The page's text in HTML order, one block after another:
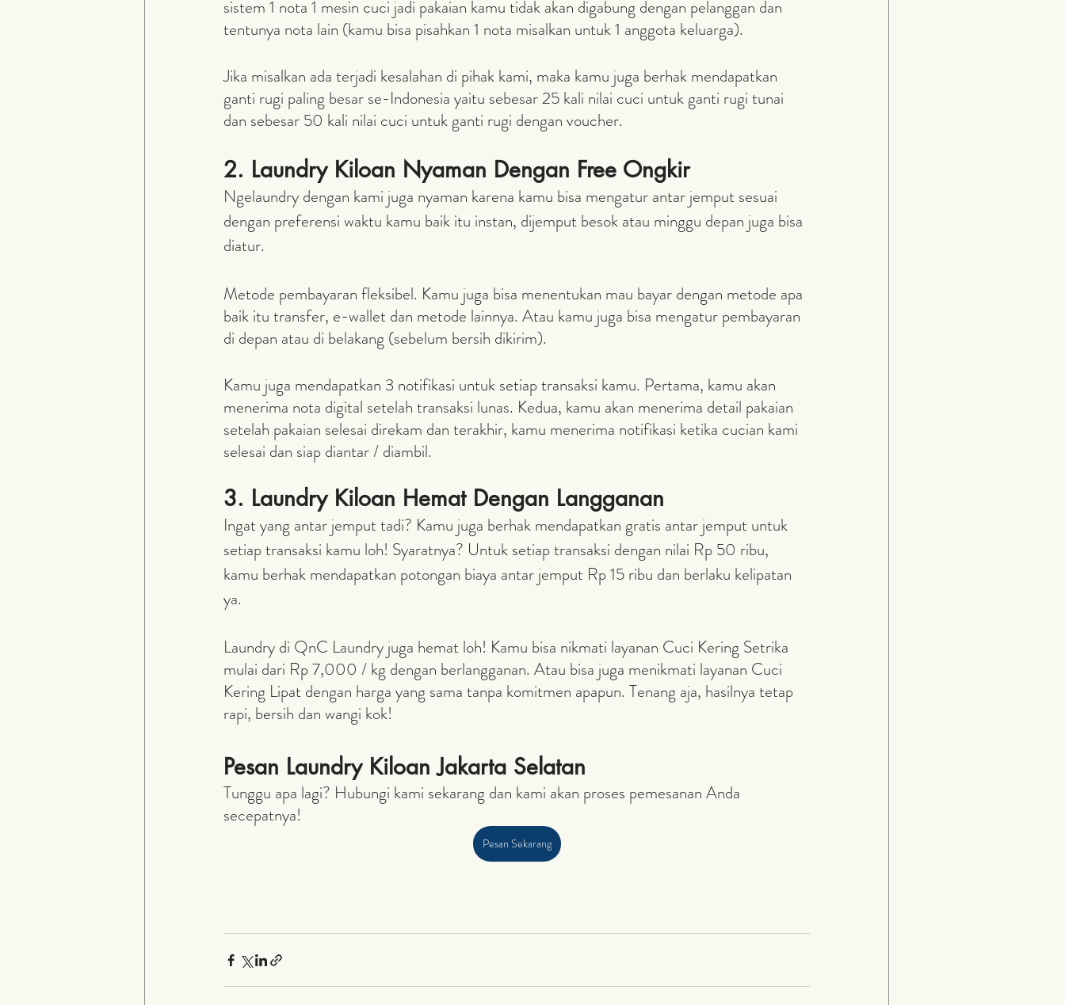
sistem 1 nota 1 mesin cuci jadi pakaian kamu tidak akan digabung dengan pelanggan dan
tentunya nota lain (kamu bisa pisahkan 1 nota misalkan untuk 1 anggota keluarga).
Jika misalkan ada terjadi kesalahan di pihak kami, maka kamu juga berhak mendapatkan
ganti rugi paling besar se-Indonesia yaitu sebesar 25 kali nilai cuci untuk ganti rugi tunai
dan sebesar 50 kali nilai cuci untuk ganti rugi dengan voucher.
2. Laundry Kiloan Nyaman Dengan Free Ongkir
Ngelaundry dengan kami juga nyaman karena kamu bisa mengatur antar jemput sesuai
dengan preferensi waktu kamu baik itu instan, dijemput besok atau minggu depan juga bisa
diatur.
Metode pembayaran fleksibel. Kamu juga bisa menentukan mau bayar dengan metode apa
baik itu transfer, e-wallet dan metode lainnya. Atau kamu juga bisa mengatur pembayaran
di depan atau di belakang (sebelum bersih dikirim).
Kamu juga mendapatkan 3 notifikasi untuk setiap transaksi kamu. Pertama, kamu akan
menerima nota digital setelah transaksi lunas. Kedua, kamu akan menerima detail pakaian
setelah pakaian selesai direkam dan terakhir, kamu menerima notifikasi ketika cucian kami
selesai dan siap diantar / diambil.
3. Laundry Kiloan Hemat Dengan Langganan
Ingat yang antar jemput tadi? Kamu juga berhak mendapatkan gratis antar jemput untuk
setiap transaksi kamu loh! Syaratnya? Untuk setiap transaksi dengan nilai Rp 50 ribu,
kamu berhak mendapatkan potongan biaya antar jemput Rp 15 ribu dan berlaku kelipatan
ya.
Laundry di QnC Laundry juga hemat loh! Kamu bisa nikmati layanan Cuci Kering Setrika
mulai dari Rp 7,000 / kg dengan berlangganan. Atau bisa juga menikmati layanan Cuci
Kering Lipat dengan harga yang sama tanpa komitmen apapun. Tenang aja, hasilnya tetap
rapi, bersih dan wangi kok!
Pesan Laundry Kiloan Jakarta Selatan
Tunggu apa lagi? Hubungi kami sekarang dan kami akan proses pemesanan Anda
secepatnya!
Pesan Sekarang